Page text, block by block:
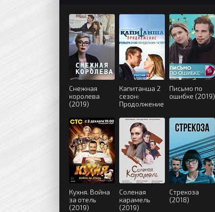
Снежная
королева
(2019)
Капитанша 2
сезон:
Продолжение
Письмо по
ошибке (2019)
Кухня. Война
за отель
(2019)
Соленая
карамель
(2019)
Стрекоза
(2018)